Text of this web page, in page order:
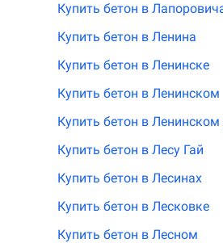
Купить бетон в
Купить бетон в Ленина
Купить бетон в Ленинске
Купить бетон в Ленинском
Купить бетон в Ленинском
Купить бетон в Лесу Гай
Купить бетон в Лесинах
Купить бетон в Лесковке
Купить бетон в Лесном